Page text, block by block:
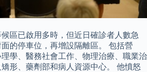
區已啟用多時，但近日確診者人數急
的停車位，再增設隔離區。 包括營
學、醫務社會工作、物理治療、職業治
形、藥劑部和病人資源中心。 他憤怒